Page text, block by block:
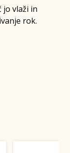
jo vlaži in
rok.